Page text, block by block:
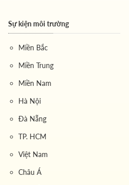
Sự kiện môi trường
Miền Bắc
Miền Trung
Miền Nam
Hà Nội
Đà Nẵng
TP. HCM
Việt Nam
Châu Á